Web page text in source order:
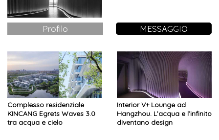
Profilo MESSAGGIO
Complesso residenziale
KINCANG Egrets Waves 3.0
tra acqua e cielo
Interior V+ Lounge ad
Hangzhou. L’acqua e l’infinito
diventano design